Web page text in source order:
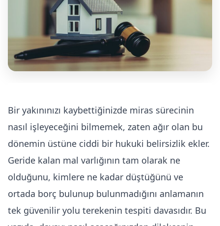
Kira Hukuku
Arabuluculuk Hizmeti
Üsküdar Boşanma Avukatı
Bir yakınınızı kaybettiğinizde miras sürecinin
nasıl işleyeceğini bilmemek, zaten ağır olan bu
dönemin üstüne ciddi bir hukuki belirsizlik ekler.
Geride kalan mal varlığının tam olarak ne
olduğunu, kimlere ne kadar düştüğünü ve
ortada borç bulunup bulunmadığını anlamanın
tek güvenilir yolu terekenin tespiti davasıdır. Bu